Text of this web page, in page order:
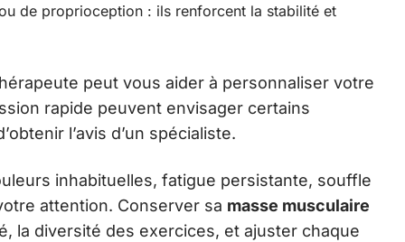
de proprioception : ils renforcent la stabilité et
peut vous aider à personnaliser votre
rapide peuvent envisager certains
l’avis d’un spécialiste.
inhabituelles, fatigue persistante, souffle
attention. Conserver sa masse musculaire
la diversité des exercices, et ajuster chaque